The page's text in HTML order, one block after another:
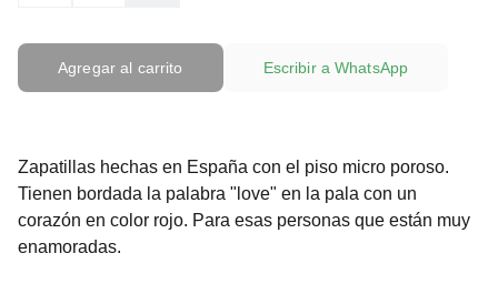
Agregar al carrito Escribir a WhatsApp
Zapatillas hechas en España con el piso micro poroso.
Tienen bordada la palabra "love" en la pala con un
corazón en color rojo. Para esas personas que están muy
enamoradas.